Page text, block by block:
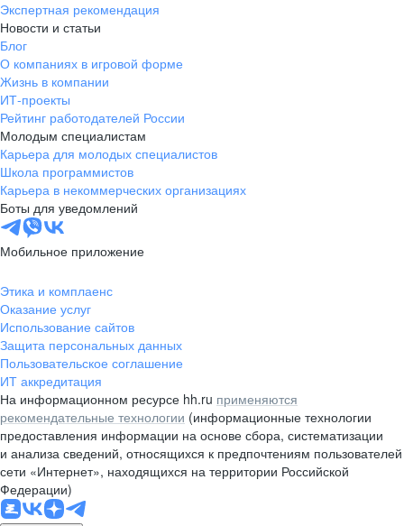
Экспертная рекомендация
Новости и статьи
Блог
О компаниях в игровой форме
Жизнь в компании
ИТ-проекты
Рейтинг работодателей России
Молодым специалистам
Карьера для молодых специалистов
Школа программистов
Карьера в некоммерческих организациях
Боты для уведомлений
Мобильное приложение
Этика и комплаенс
Оказание услуг
Использование сайтов
Защита персональных данных
Пользовательское соглашение
ИТ аккредитация
На информационном ресурсе hh.ru применяются
рекомендательные технологии (информационные технологии
предоставления информации на основе сбора, систематизации
и анализа сведений, относящихся к предпочтениям пользователей
сети «Интернет», находящихся на территории Российской
Федерации)